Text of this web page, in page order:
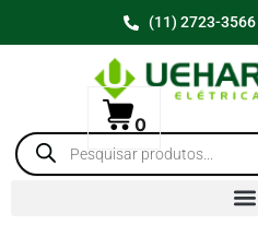
(11) 2723-
0